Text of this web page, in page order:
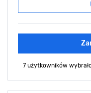
7 użytkowników